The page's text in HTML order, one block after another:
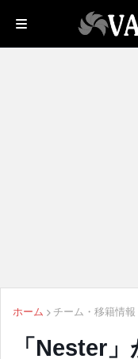
ホーム チーム・移籍情報
「Nester